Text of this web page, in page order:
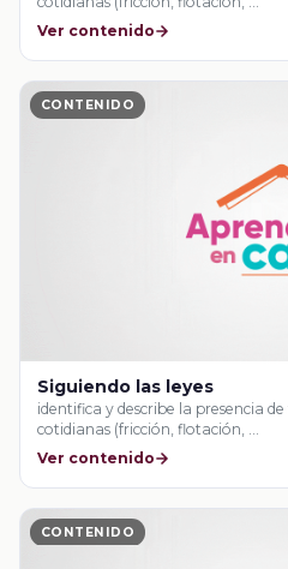
Ver contenido
CONTENIDO
Siguiendo las leyes
identifica y describe la presencia
cotidianas (fricción, flotación, …
Ver contenido
CONTENIDO